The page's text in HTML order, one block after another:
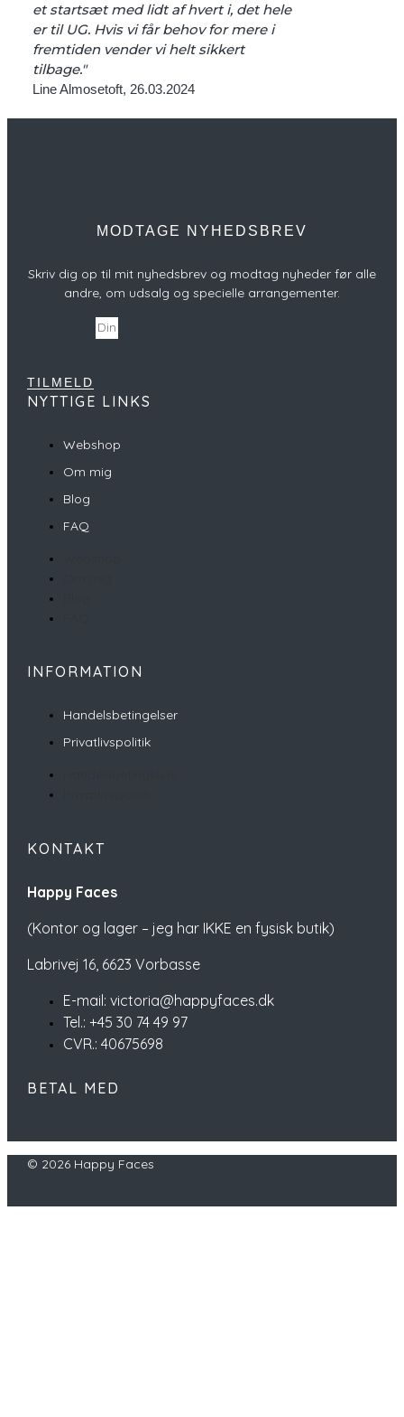
et startsæt med lidt af hvert i, det hele
er til UG. Hvis vi får behov for mere i
fremtiden vender vi helt sikkert
tilbage."
Line Almosetoft, 26.03.2024
MODTAGE NYHEDSBREV
Skriv dig op til mit nyhedsbrev og modtag nyheder før alle
andre, om udsalg og specielle arrangementer.
TILMELD
NYTTIGE LINKS
Webshop
Om mig
Blog
FAQ
INFORMATION
Handelsbetingelser
Privatlivspolitik
KONTAKT
Happy Faces
(Kontor og lager – jeg har IKKE en fysisk butik)
Labrivej 16, 6623 Vorbasse
E-mail: victoria@happyfaces.dk
Tel.: +45 30 74 49 97
CVR.: 40675698
BETAL MED
© 2026 Happy Faces